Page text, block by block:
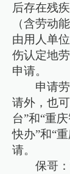
后存在残
（含劳动
由用人单
伤认定地
申请。
申请
请外，也
台”和“重
快办”和“
请。
保哥